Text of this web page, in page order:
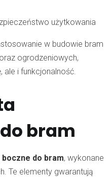
użytkowania
w budowie bram
ogrodzeniowych,
ale i funkcjonalność.
bram
boczne do bram, wykonane
Te elementy gwarantują